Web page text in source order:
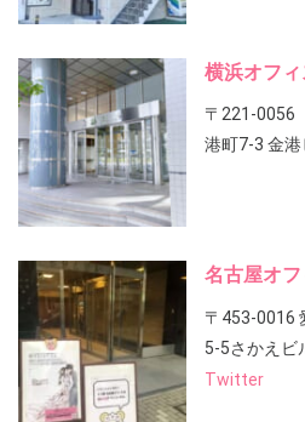
横浜オフィ
〒221-0056
港町7-3 金港
名古屋オフ
〒453-0016
5-5さかえビ
Twitter